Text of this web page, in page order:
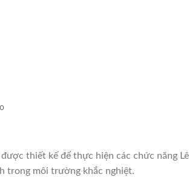
thiết kế để thực hiện các chức năng
trong môi trường khắc nghiệt.